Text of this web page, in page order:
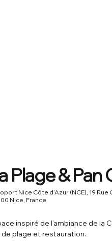
Plage & Pan
Nice Côte d’Azur (NCE), 19 Rue
Nice, France
inspiré de l’ambiance de la
de plage et restauration.